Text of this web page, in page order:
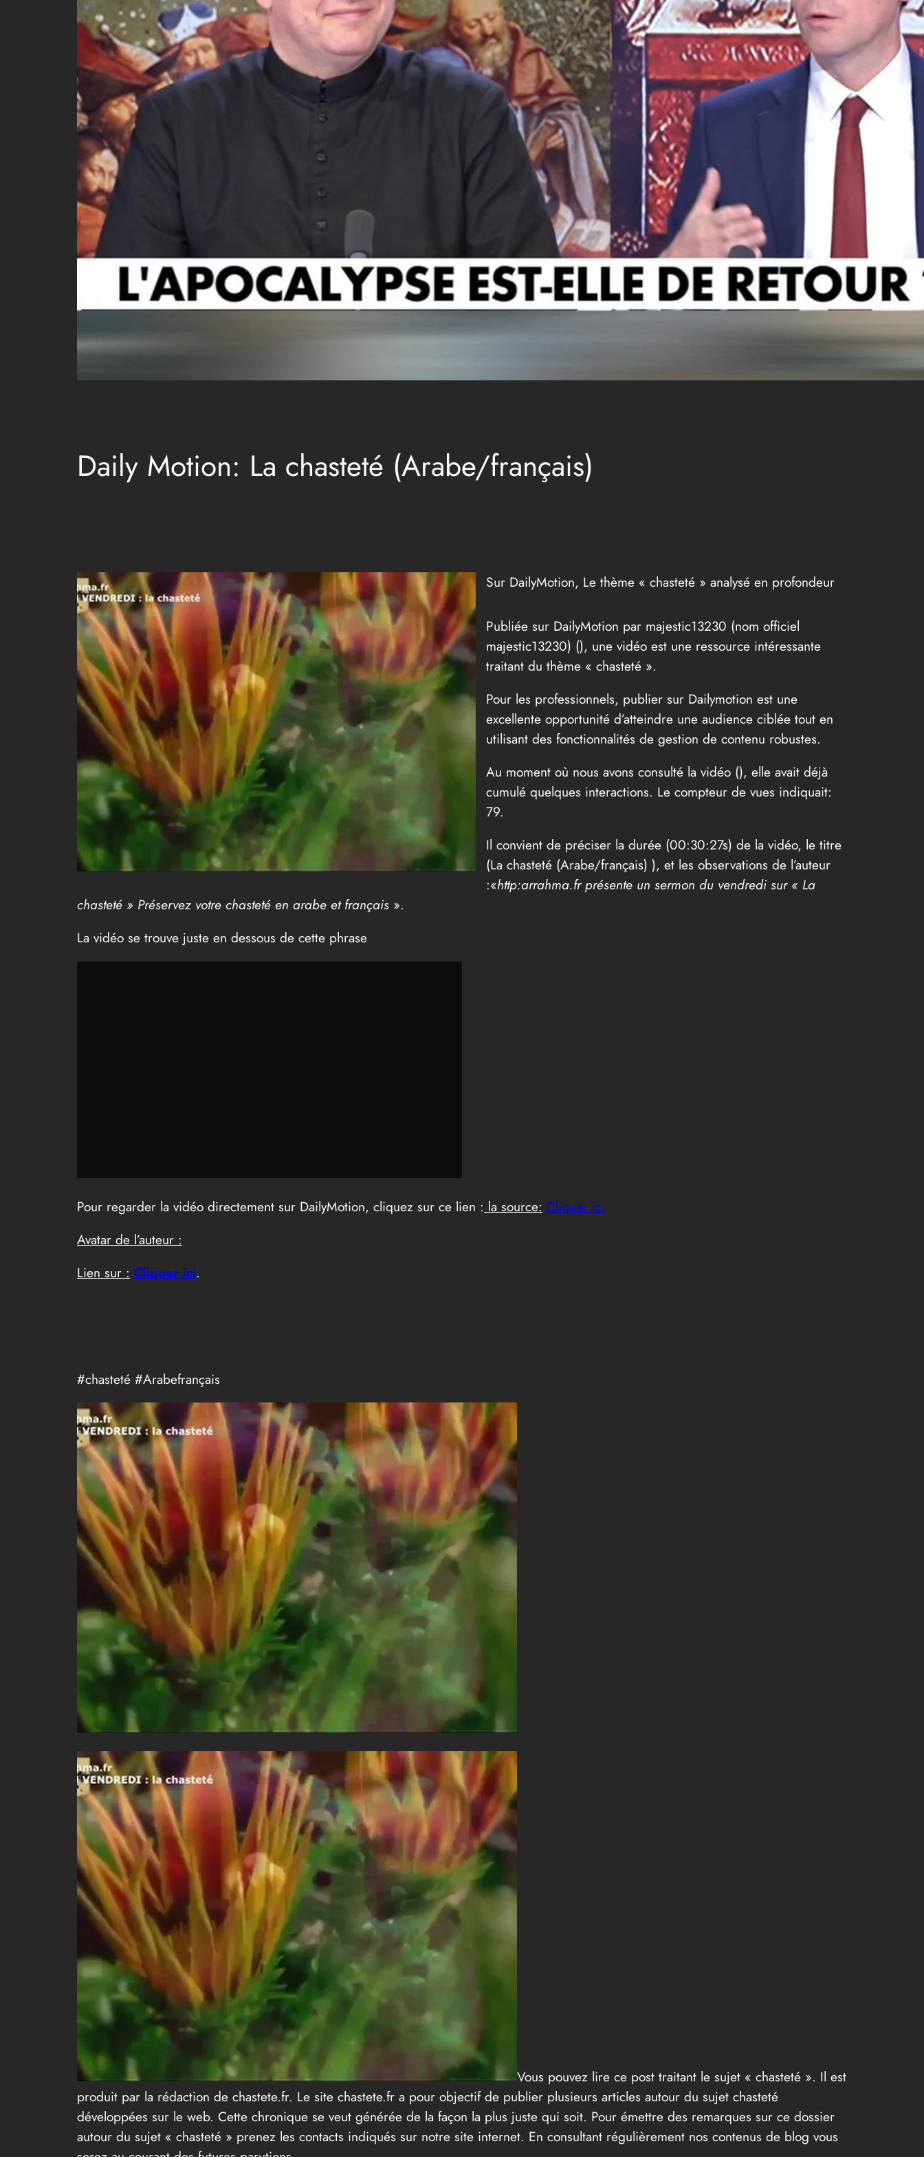
Daily Motion: La chasteté (Arabe/français)
Sur DailyMotion, Le thème « chasteté » analysé en profondeur
Publiée sur DailyMotion par majestic13230 (nom officiel
majestic13230) (), une vidéo est une ressource intéressante
traitant du thème « chasteté ».
Pour les professionnels, publier sur Dailymotion est une
excellente opportunité d’atteindre une audience ciblée tout en
utilisant des fonctionnalités de gestion de contenu robustes.
Au moment où nous avons consulté la vidéo (), elle avait déjà
cumulé quelques interactions. Le compteur de vues indiquait:
79.
Il convient de préciser la durée (00:30:27s) de la vidéo, le titre
(La chasteté (Arabe/français) ), et les observations de l’auteur
:«http:arrahma.fr présente un sermon du vendredi sur « La
chasteté » Préservez votre chasteté en arabe et français ».
La vidéo se trouve juste en dessous de cette phrase
Pour regarder la vidéo directement sur DailyMotion, cliquez sur ce lien : la source: Cliquer ici
Avatar de l’auteur :
Lien sur : Cliquer ici.
#chasteté #Arabefrançais
Vous pouvez lire ce post traitant le sujet « chasteté ». Il est
produit par la rédaction de chastete.fr. Le site chastete.fr a pour objectif de publier plusieurs articles autour du sujet chasteté
développées sur le web. Cette chronique se veut générée de la façon la plus juste qui soit. Pour émettre des remarques sur ce dossier
autour du sujet « chasteté » prenez les contacts indiqués sur notre site internet. En consultant régulièrement nos contenus de blog vous